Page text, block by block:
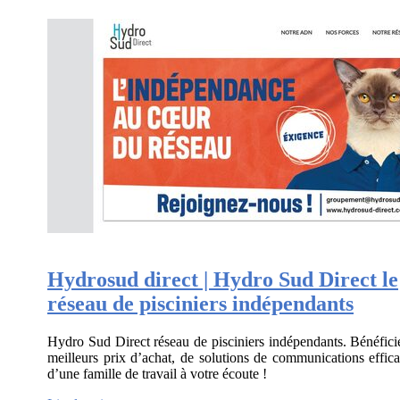
Hydrosud direct | Hydro Sud Direct le
réseau de pisciniers indépen­dants
Hydro Sud Direct réseau de pisciniers indépendants.
meilleurs prix d’achat, de solutions de communications
d’une famille de travail à votre écoute !